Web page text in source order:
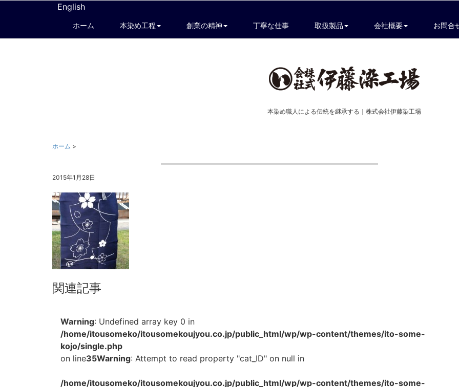
English
ホーム 本染め工程 創業の精神 丁寧な仕事 取扱製品 会社概要 お問合
本染め職人による伝統を継承する｜株式会社伊藤染工場
ホーム >
2015年1月28日
関連記事
Warning: Undefined array key 0 in
/home/itousomeko/itousomekoujyou.co.jp/public_html/wp/wp-content/themes/ito-some-
kojo/single.php
on line35Warning: Attempt to read property "cat_ID" on null in
/home/itousomeko/itousomekoujyou.co.jp/public_html/wp/wp-content/themes/ito-some-